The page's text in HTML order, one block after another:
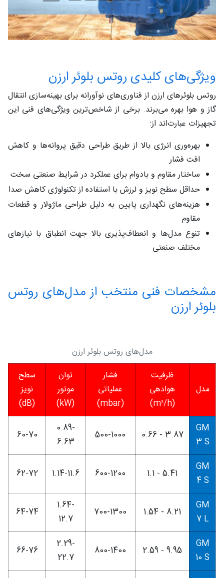
ویژگی‌های کلیدی روتس بلوئر ارزن
روتس بلوئرهای ارزن از فناوری‌های نوآورانه برای بهینه‌سازی انتقال
گاز و هوا بهره می‌برند. برخی از شاخص‌ترین ویژگی‌های فنی این
تجهیزات عبارت‌اند از:
بهره‌وری انرژی بالا از طریق طراحی دقیق پروانه‌ها و کاهش
افت فشار
ساختار مقاوم و بادوام برای عملکرد در شرایط صنعتی سخت
حداقل سطح نویز و لرزش با استفاده از تکنولوژی کاهش صدا
هزینه‌های نگهداری پایین به دلیل طراحی ماژولار و قطعات
مقاوم
تنوع مدل‌ها و انعطاف‌پذیری بالا جهت انطباق با نیازهای
مختلف صنعتی
مشخصات فنی منتخب از مدل‌های روتس
بلوئر ارزن
مدل‌های روتس بلوئر ارزن
مدل
ظرفیت
هوادهی
(m³/h)
فشار
عملیاتی
(mbar)
توان
موتور
(kW)
سطح
نویز
(dB)
GM
3 S
3.87 - 0.66
500-1000
0.89-
6.63
60-70
GM
4 S
5.41 - 1.1
600-1200
1.14-11.6
62-72
GM
7 L
8.21 - 1.54
700-1300
1.64-
12.7
64-74
GM
10 S
9.95 - 2.59
800-1400
2.29-
22.7
66-76